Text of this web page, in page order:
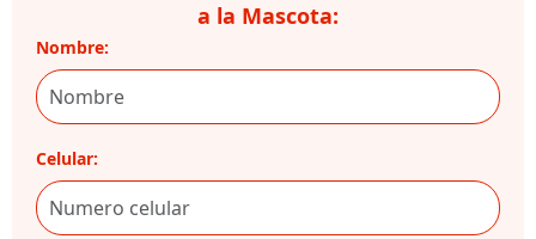
a la Mascota:
Nombre:
Celular: